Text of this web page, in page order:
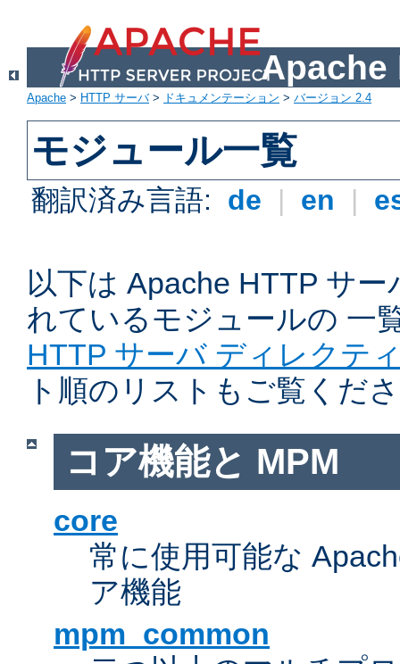
Apache
Apache > HTTP サーバ> ドキュメンテーション > バージョン 2.4
モジュール一覧
翻訳済み言語: de | en |
以下は Apache HTTP サ
れているモジュールの 一
HTTP サーバ ディレクテ
ト順のリストもご覧くだ
コア機能と MPM
core
常に使用可能な
ア機能
mpm_common